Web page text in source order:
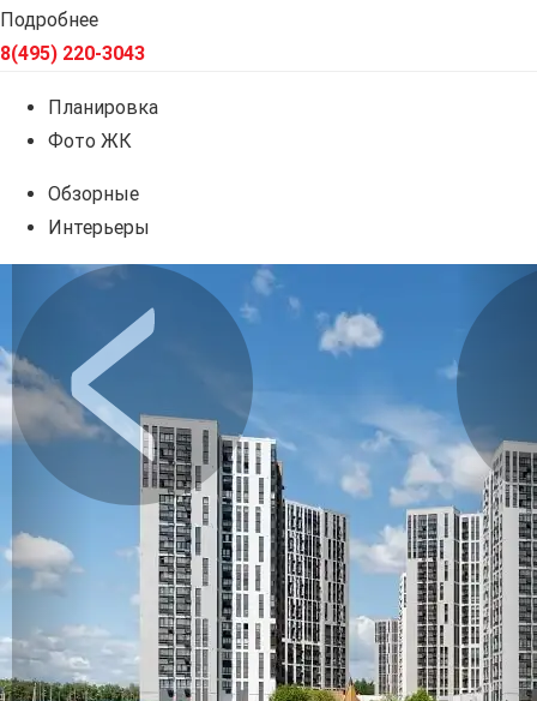
Подробнее
8(495) 220-3043
Планировка
Фото ЖК
Обзорные
Интерьеры
Предыдущее